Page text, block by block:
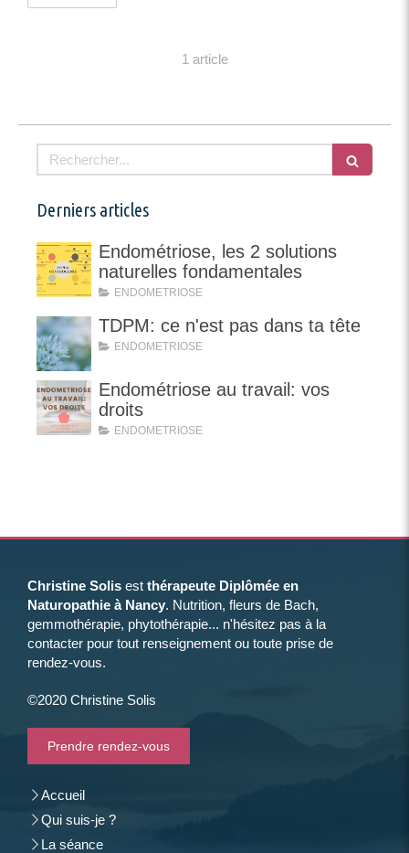
1 article
Rechercher
Derniers articles
Endométriose, les 2 solutions
naturelles fondamentales
ENDOMETRIOSE
TDPM: ce n'est pas dans ta tête
ENDOMETRIOSE
Endométriose au travail: vos
droits
ENDOMETRIOSE
Christine Solis est thérapeute Diplômée en
Naturopathie à Nancy. Nutrition, fleurs de Bach,
gemmothérapie, phytothérapie... n'hésitez pas à la
contacter pour tout renseignement ou toute prise de
rendez-vous.
©2020 Christine Solis
Prendre rendez-vous
Accueil
Qui suis-je ?
La séance